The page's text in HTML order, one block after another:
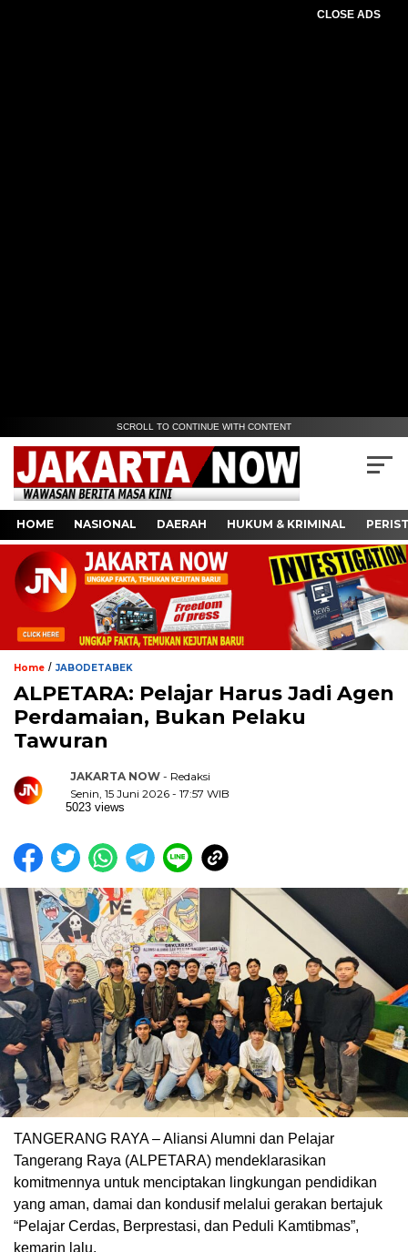
CLOSE ADS
SCROLL TO CONTINUE WITH CONTENT
HOME NASIONAL DAERAH HUKUM & KRIMINAL
Home / JABODETABEK
ALPETARA: Pelajar Harus Jadi Agen
Perdamaian, Bukan Pelaku
Tawuran
JAKARTA NOW - Redaksi
Senin, 15 Juni 2026 - 17:57 WIB
5023 views
TANGERANG RAYA – Aliansi Alumni dan Pelajar
Tangerang Raya (ALPETARA) mendeklarasikan
komitmennya untuk menciptakan lingkungan pendidikan
yang aman, damai dan kondusif melalui gerakan bertajuk
“Pelajar Cerdas, Berprestasi, dan Peduli Kamtibmas”,
kemarin lalu.